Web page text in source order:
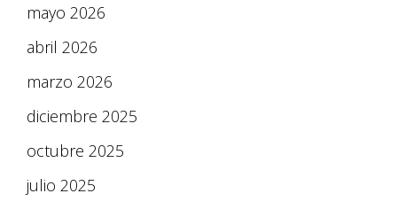
mayo 2026
abril 2026
marzo 2026
diciembre 2025
octubre 2025
julio 2025